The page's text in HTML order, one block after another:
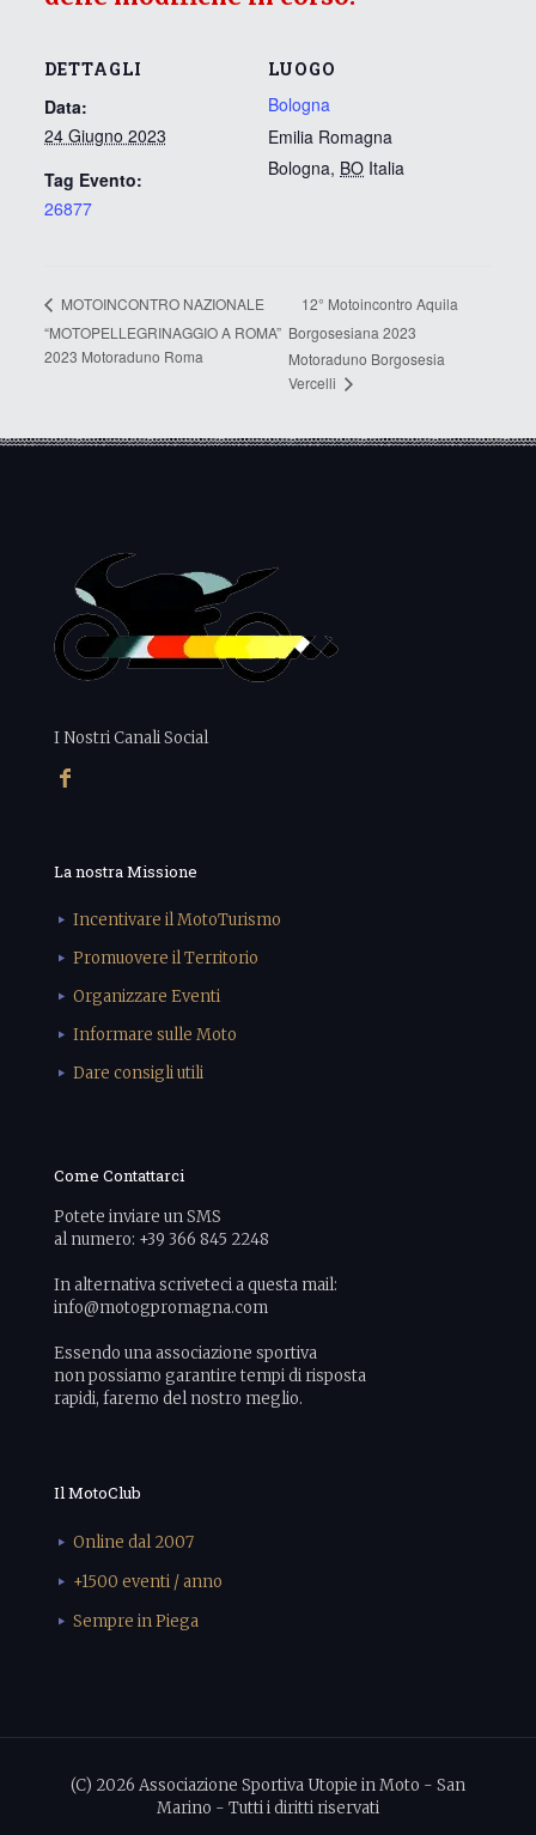
DETTAGLI
Data:
24 Giugno 2023
Tag Evento:
26877
LUOGO
Bologna
Emilia Romagna
Bologna, BO Italia
MOTOINCONTRO NAZIONALE
“MOTOPELLEGRINAGGIO A ROMA”
2023 Motoraduno Roma
12° Motoincontro Aquila
Borgosesiana 2023
Motoraduno Borgosesia
Vercelli
I Nostri Canali Social
La nostra Missione
Incentivare il MotoTurismo
Promuovere il Territorio
Organizzare Eventi
Informare sulle Moto
Dare consigli utili
Come Contattarci
Potete inviare un SMS
al numero: +39 366 845 2248
In alternativa scriveteci a questa mail:
info@motogpromagna.com
Essendo una associazione sportiva
non possiamo garantire tempi di risposta
rapidi, faremo del nostro meglio.
Il MotoClub
Online dal 2007
+1500 eventi / anno
Sempre in Piega
(C) 2026 Associazione Sportiva Utopie in Moto - San
Marino - Tutti i diritti riservati